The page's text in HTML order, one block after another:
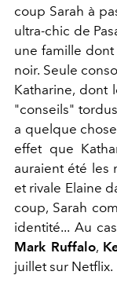
coup Sarah à
ultra-chic de
une famille
noir. Seule
Katharine, dont
"conseils"
a quelque
effet que
auraient été les
et rivale Elaine
coup, Sarah
identité... Au
Mark Ruffalo,
juillet sur Netflix.